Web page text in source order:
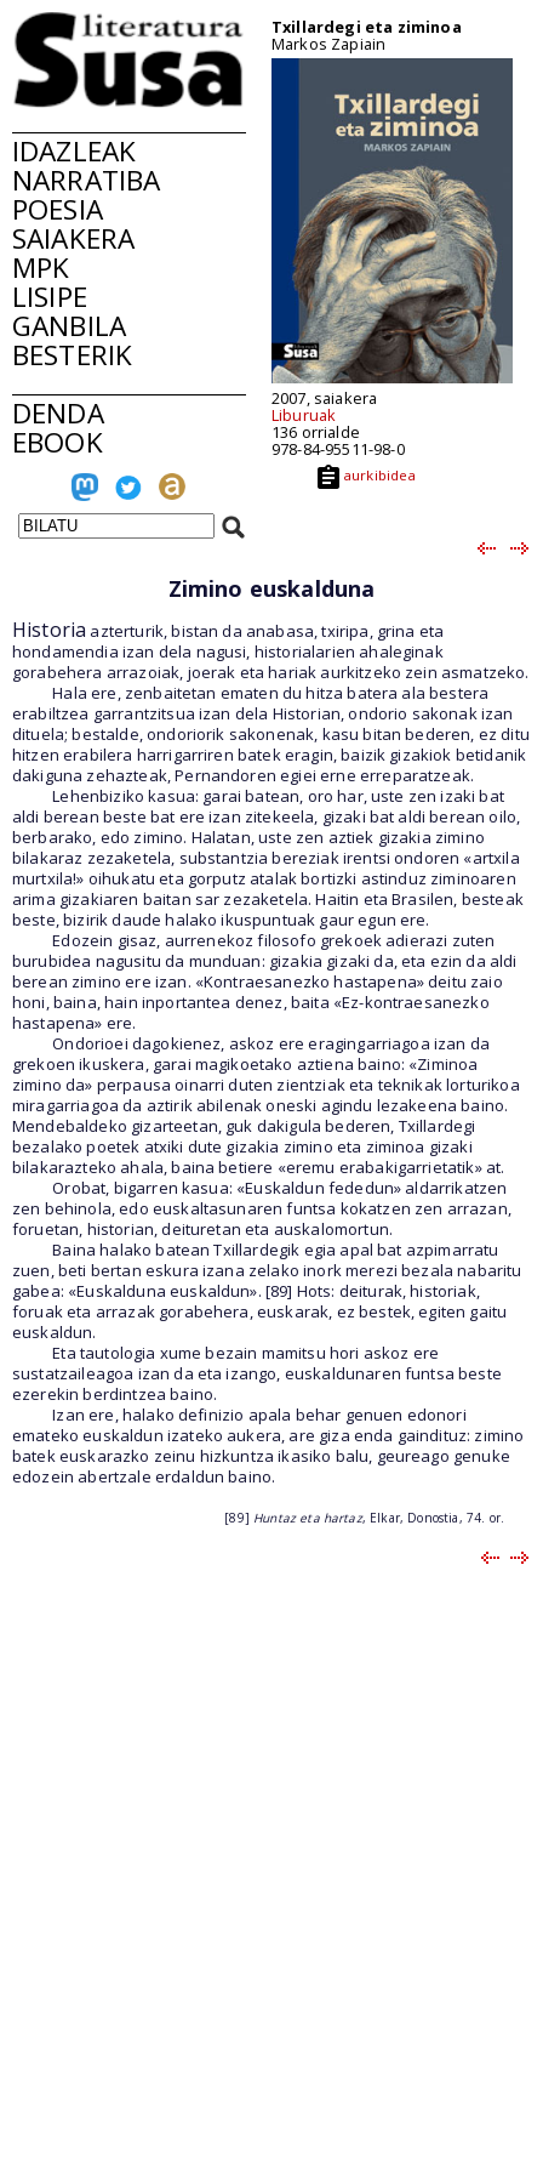
IDAZLEAK
NARRATIBA
POESIA
SAIAKERA
MPK
LISIPE
GANBILA
BESTERIK
DENDA
EBOOK
Txillardegi eta ziminoa
Markos Zapiain
2007, saiakera
Liburuak
136 orrialde
978-84-95511-98-0
aurkibidea
Zimino euskalduna
Historia azterturik, bistan da anabasa, txiripa, grina eta
hondamendia izan dela nagusi, historialarien ahaleginak
gorabehera arrazoiak, joerak eta hariak aurkitzeko zein asmatzeko.
Hala ere, zenbaitetan ematen du hitza batera ala bestera
erabiltzea garrantzitsua izan dela Historian, ondorio sakonak izan
dituela; bestalde, ondoriorik sakonenak, kasu bitan bederen, ez ditu
hitzen erabilera harrigarriren batek eragin, baizik gizakiok betidanik
dakiguna zehazteak, Pernandoren egiei erne erreparatzeak.
Lehenbiziko kasua: garai batean, oro har, uste zen izaki bat
aldi berean beste bat ere izan zitekeela, gizaki bat aldi berean oilo,
berbarako, edo zimino. Halatan, uste zen aztiek gizakia zimino
bilakaraz zezaketela, substantzia bereziak irentsi ondoren «artxila
murtxila!» oihukatu eta gorputz atalak bortizki astinduz ziminoaren
arima gizakiaren baitan sar zezaketela. Haitin eta Brasilen, besteak
beste, bizirik daude halako ikuspuntuak gaur egun ere.
Edozein gisaz, aurrenekoz filosofo grekoek adierazi zuten
burubidea nagusitu da munduan: gizakia gizaki da, eta ezin da aldi
berean zimino ere izan. «Kontraesanezko hastapena» deitu zaio
honi, baina, hain inportantea denez, baita «Ez-kontraesanezko
hastapena» ere.
Ondorioei dagokienez, askoz ere eragingarriagoa izan da
grekoen ikuskera, garai magikoetako aztiena baino: «Ziminoa
zimino da» perpausa oinarri duten zientziak eta teknikak lorturikoa
miragarriagoa da aztirik abilenak oneski agindu lezakeena baino.
Mendebaldeko gizarteetan, guk dakigula bederen, Txillardegi
bezalako poetek atxiki dute gizakia zimino eta ziminoa gizaki
bilakarazteko ahala, baina betiere «eremu erabakigarrietatik» at.
Orobat, bigarren kasua: «Euskaldun fededun» aldarrikatzen
zen behinola, edo euskaltasunaren funtsa kokatzen zen arrazan,
foruetan, historian, deituretan eta auskalomortun.
Baina halako batean Txillardegik egia apal bat azpimarratu
zuen, beti bertan eskura izana zelako inork merezi bezala nabaritu
gabea: «Euskalduna euskaldun». [89] Hots: deiturak, historiak,
foruak eta arrazak gorabehera, euskarak, ez bestek, egiten gaitu
euskaldun.
Eta tautologia xume bezain mamitsu hori askoz ere
sustatzaileagoa izan da eta izango, euskaldunaren funtsa beste
ezerekin berdintzea baino.
Izan ere, halako definizio apala behar genuen edonori
emateko euskaldun izateko aukera, are giza enda gaindituz: zimino
batek euskarazko zeinu hizkuntza ikasiko balu, geureago genuke
edozein abertzale erdaldun baino.
[89] Huntaz eta hartaz, Elkar, Donostia, 74. or.